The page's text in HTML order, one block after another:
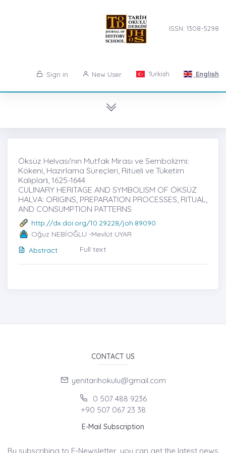
ISSN: 1308-5298
Sign in New User Turkish English
Öksüz Helvası'nın Mutfak Mirası ve Sembolizmi:
Kökeni, Hazırlama Süreçleri, Ritüeli ve Tüketim
Kalıpları̇, 1625-1644
CULINARY HERITAGE AND SYMBOLISM OF ÖKSÜZ
HALVA: ORIGINS, PREPARATION PROCESSES, RITUAL,
AND CONSUMPTION PATTERNS
http://dx.doi.org/10.29228/joh.89090
Oğuz NEBİOĞLU -Mevlüt UYAR
Abstract
Full text
CONTACT US
yenitarihokulu@gmail.com
0 507 488 9236
+90 507 067 23 38
E-Mail Subscription
By subscribing to E-Newsletter, you can get the latest news